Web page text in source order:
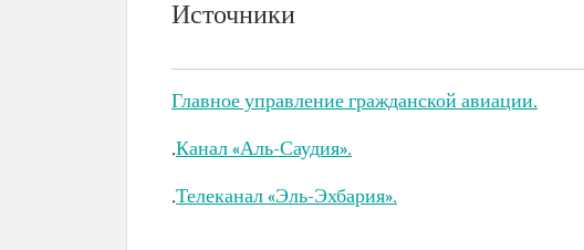
Источники
Главное управление гражданской авиации.
.Канал «Аль-Саудия».
.Телеканал «Эль-Эхбария».